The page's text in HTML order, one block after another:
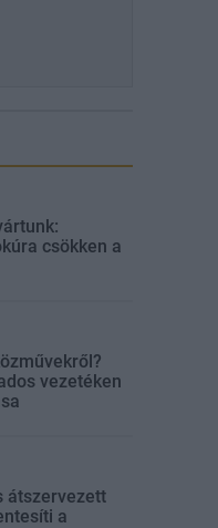
csökken a
vezetéken
átszervezett
a